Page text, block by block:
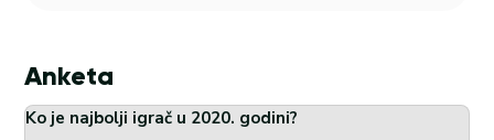
Anketa
Ko je najbolji igrač u 2020. godini?